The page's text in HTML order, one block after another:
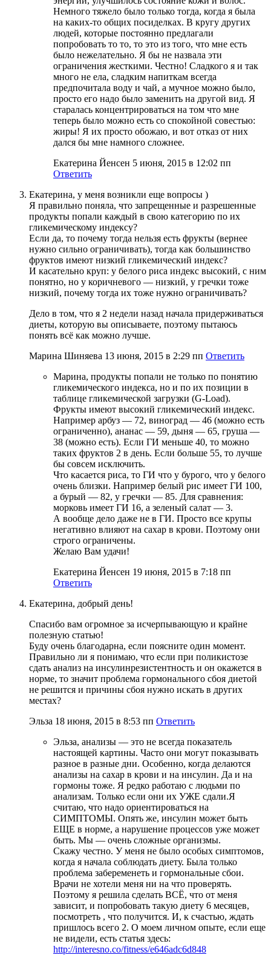
Немного тяжело было только тогда, когда я была
на каких-то общих посиделках. В кругу других
людей, которые постоянно предлагали
попробовать то то, то это из того, что мне есть
было нежелательно. Я бы не назвала эти
ограничения жесткими. Честно! Сладкого я и так
много не ела, сладким напиткам всегда
предпочитала воду и чай, а мучное можно было,
просто его надо было заменить на другой вид. Я
старалась концентрироваться на том что мне
теперь было можно есть со спокойной совестью:
жиры! Я их просто обожаю, и вот отказ от них
дался бы мне намного сложнее.
Екатерина Йенсен 5 июня, 2015 в 12:02 пп
Ответить
Екатерина, у меня возникли еще вопросы )
Я правильно поняла, что запрещенные и разрешенные
продукты попали каждый в свою категорию по их
гликемическому индексу?
Если да, то почему тогда нельзя есть фрукты (вернее
нужно сильно ограничивать), тогда как большинство
фруктов имеют низкий гликемический индекс?
И касательно круп: у белого риса индекс высокий, с ним
понятно, но у коричневого — низкий, у гречки тоже
низкий, почему тогда их тоже нужно ограничивать?
Дело в том, что я 2 недели назад начала придерживаться
диеты, которую вы описываете, поэтому пытаюсь
понять всё как можно лучше.
Марина Шиняева 13 июня, 2015 в 2:29 пп Ответить
Марина, продукты попали не только по понятию
гликемического индекса, но и по их позиции в
таблице гликемической загрузки (G-Load).
Фрукты имеют высокий гликемический индекс.
Например арбуз — 72, виноград — 46 (можно есть
ограниченно), ананас — 59, дыня — 65, груша —
38 (можно есть). Если ГИ меньше 40, то можно
таких фруктов 2 в день. Если больше 55, то лучше
бы совсем исключить.
Что касается риса, то ГИ что у бурого, что у белого
очень близки. Например белый рис имеет ГИ 100,
а бурый — 82, у гречки — 85. Для сравнения:
морковь имеет ГИ 16, а зеленый салат — 3.
А вообще дело даже не в ГИ. Просто все крупы
негативно влияют на сахар в крови. Поэтому они
строго ограничены.
Желаю Вам удачи!
Екатерина Йенсен 19 июня, 2015 в 7:18 пп
Ответить
Екатерина, добрый день!
Спасибо вам огромное за исчерпывающую и крайне
полезную статью!
Буду очень благодарна, если поясните один момент.
Правильно ли я понимаю, что если при поликистозе
сдать анализ на инсулинрезистентность и он окажется в
норме, то значит проблема гормонального сбоя диетой
не решится и причины сбоя нужно искать в других
местах?
Эльза 18 июня, 2015 в 8:53 пп Ответить
Эльза, анализы — это не всегда показатель
настоящей картины. Часто они могут показывать
разное в разные дни. Особенно, когда делаются
анализы на сахар в крови и на инсулин. Да и на
гормоны тоже. Я редко работаю с людьми по
анализам. Только если они их УЖЕ сдали.Я
считаю, что надо ориентироваться на
СИМПТОМЫ. Опять же, инсулин может быть
ЕЩЕ в норме, а нарушение процессов уже может
быть. Мы — очень сложные организмы.
Скажу честно. У меня не было особых симптомов,
когда я начала соблюдать диету. Была только
проблема забеременеть и гормональные сбои.
Врачи не хотели меня ни на что проверять.
Поэтому я решила сделать ВСЁ, что от меня
зависит, и попробовать такую диету 6 месяцев,
посмотреть , что получится. И, к счастью, ждать
пришлось всего 2. О моем личном опыте, если еще
не видели, есть статья здесь:
http://interesno.co/fitness/e646adc6d848